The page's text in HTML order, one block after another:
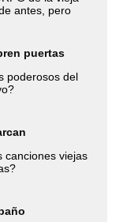
antes, pero
puertas
poderosos del
canciones viejas